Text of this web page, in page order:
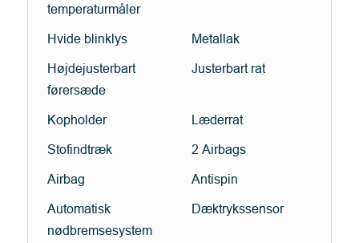
temperaturmåler
Hvide blinklys Metallak
Højdejusterbart
førersæde
Justerbart rat
Kopholder Læderrat
Stofindtræk 2 Airbags
Airbag Antispin
Automatisk
nødbremsesystem
Dæktrykssensor